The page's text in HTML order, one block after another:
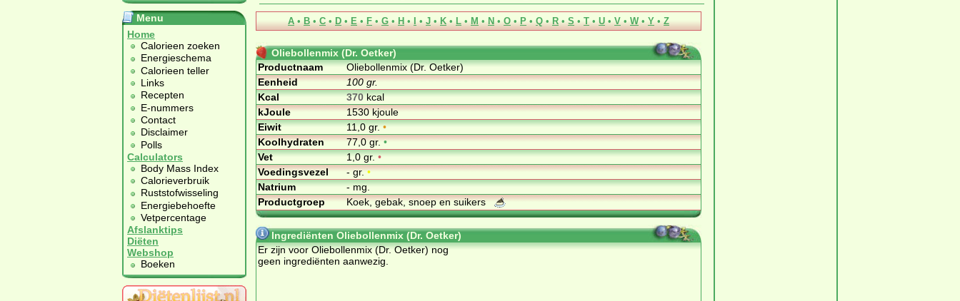
Menu
Home
Calorieen zoeken
Energieschema
Calorieen teller
Links
Recepten
E-nummers
Contact
Disclaimer
Polls
Calculators
Body Mass Index
Calorieverbruik
Ruststofwisseling
Energiebehoefte
Vetpercentage
Afslanktips
Diëten
Webshop
Boeken
A • B • C • D • E • F • G • H • I • J • K • L • M • N • O • P • Q • R • S • T • U • V • W • Y • Z
Oliebollenmix (Dr. Oetker)
Productnaam
Oliebollenmix (Dr. Oetker)
Eenheid
100 gr.
Kcal
370kcal
kJoule
1530 kjoule
Eiwit
11,0 gr.•
Koolhydraten
77,0 gr.•
Vet
1,0 gr.•
Voedingsvezel
- gr.•
Natrium
- mg.
Productgroep
Koek, gebak, snoep en suikers
Ingrediënten Oliebollenmix (Dr. Oetker)
Er zijn voor Oliebollenmix (Dr. Oetker) nog
geen ingrediënten aanwezig.